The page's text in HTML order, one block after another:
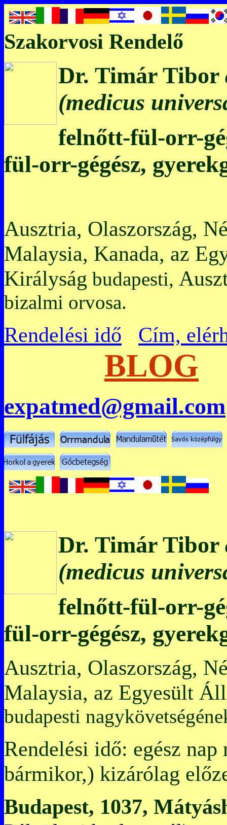
Szakorvosi Rendelő
Dr. Timár Tibor
(medicus
felnőtt-fül-orr-
fül-orr-gégész,
Ausztria, Olaszország,
Malaysia, Kanada, az
Királyság budapesti,
bizalmi orvosa.
Rendelési idő Cím,
BLOG
expatmed@gmail.com
Dr. Timár Tibor
(medicus
felnőtt-fül-orr-
fül-orr-gégész,
Ausztria, Olaszország,
Malaysia, az Egyesült
budapesti
Rendelési idő: egész nap
bármikor,) kizárólag
Budapest, 1037,